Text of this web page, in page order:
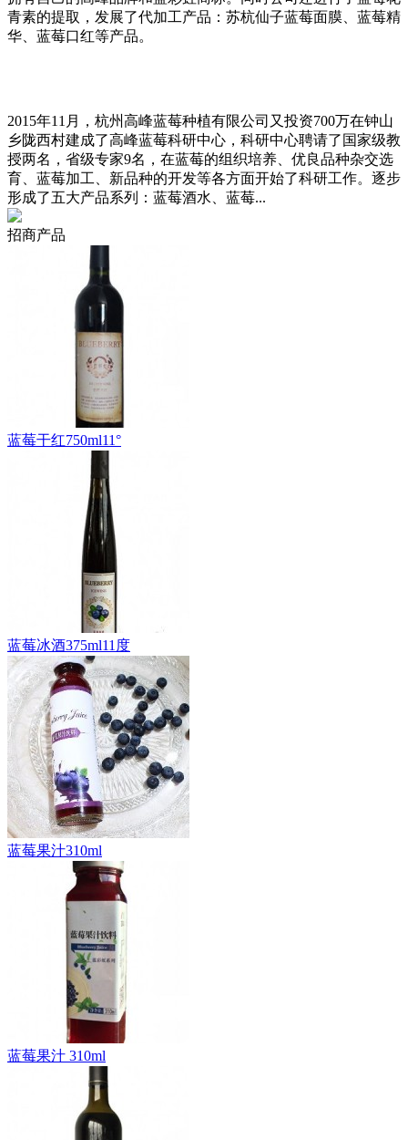
青素的提取，发展了代加工产品：苏杭仙子蓝莓面膜、蓝莓精
华、蓝莓口红等产品。
2015年11月，杭州高峰蓝莓种植有限公司又投资700万在钟山
乡陇西村建成了高峰蓝莓科研中心，科研中心聘请了国家级教
授两名，省级专家9名，在蓝莓的组织培养、优良品种杂交选
育、蓝莓加工、新品种的开发等各方面开始了科研工作。逐步
形成了五大产品系列：蓝莓酒水、蓝莓...
招商产品
蓝莓干红750ml11°
蓝莓冰酒375ml11度
蓝莓果汁310ml
蓝莓果汁 310ml